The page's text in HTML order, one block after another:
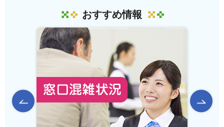
おすすめ情報
前のスライドを表示